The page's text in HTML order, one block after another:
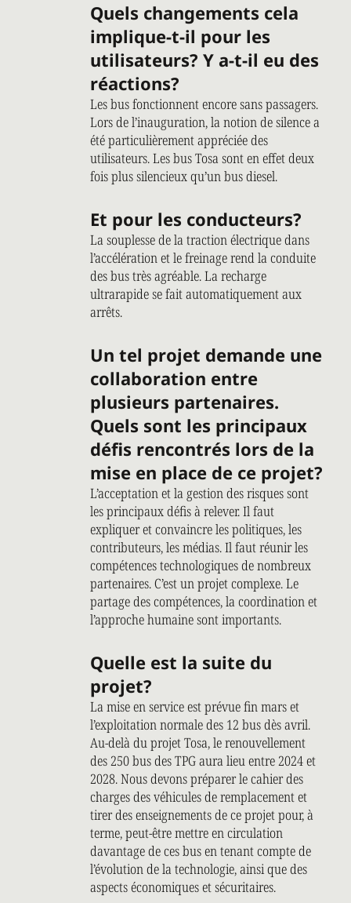
Quels changements cela
implique-t-il pour les
utilisateurs? Y a-t-il eu des
réactions?
Les bus fonctionnent encore sans passagers.
Lors de l’inauguration, la notion de silence a
été particulièrement appréciée des
utilisateurs. Les bus Tosa sont en effet deux
fois plus silencieux qu’un bus diesel.
Et pour les conducteurs?
La souplesse de la traction électrique dans
l’accélération et le freinage rend la conduite
des bus très agréable. La recharge
ultrarapide se fait automatiquement aux
arrêts.
Un tel projet demande une
collaboration entre
plusieurs partenaires.
Quels sont les principaux
défis rencontrés lors de la
mise en place de ce projet?
L’acceptation et la gestion des risques sont
les principaux défis à relever. Il faut
expliquer et convaincre les politiques, les
contributeurs, les médias. Il faut réunir les
compétences technologiques de nombreux
partenaires. C’est un projet complexe. Le
partage des compétences, la coordination et
l’approche humaine sont importants.
Quelle est la suite du
projet?
La mise en service est prévue fin mars et
l’exploitation normale des 12 bus dès avril.
Au-delà du projet Tosa, le renouvellement
des 250 bus des TPG aura lieu entre 2024 et
2028. Nous devons préparer le cahier des
charges des véhicules de remplacement et
tirer des enseignements de ce projet pour, à
terme, peut-être mettre en circulation
davantage de ces bus en tenant compte de
l’évolution de la technologie, ainsi que des
aspects économiques et sécuritaires.